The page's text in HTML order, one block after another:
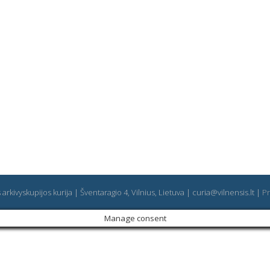
kurija | Šventaragio 4, Vilnius, Lietuva | curia@vilnensis.lt |
Manage consent